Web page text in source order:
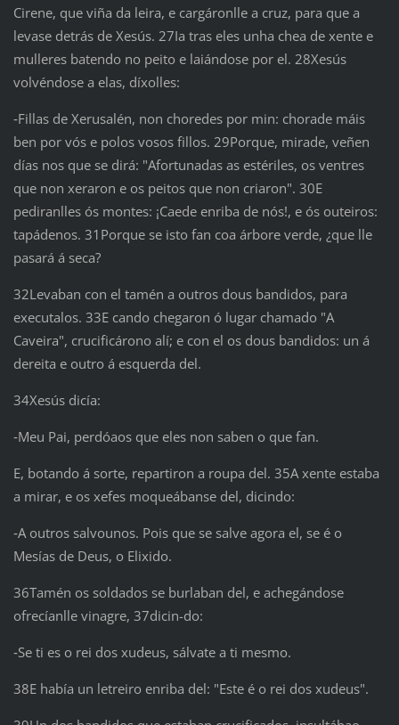
Cirene, que viña da leira, e cargáronlle a cruz, para que a
levase detrás de Xesús. 27Ia tras eles unha chea de xente e
mulleres batendo no peito e laiándose por el. 28Xesús
volvéndose a elas, díxolles:
‑Fillas de Xerusalén, non choredes por min: chorade máis
ben por vós e polos vosos fillos. 29Porque, mirade, veñen
días nos que se dirá: "Afortunadas as estériles, os ventres
que non xeraron e os peitos que non criaron". 30E
pediranlles ós montes: ¡Caede enriba de nós!, e ós outeiros:
tapádenos. 31Porque se isto fan coa árbore verde, ¿que lle
pasará á seca?
32Levaban con el tamén a outros dous bandidos, para
executalos. 33E cando chegaron ó lugar chamado "A
Caveira", crucificárono alí; e con el os dous bandidos: un á
dereita e outro á esquerda del.
34Xesús dicía:
‑Meu Pai, perdóaos que eles non saben o que fan.
E, botando á sorte, repartiron a roupa del. 35A xente estaba
a mirar, e os xefes moqueábanse del, dicindo:
‑A outros salvounos. Pois que se salve agora el, se é o
Mesías de Deus, o Elixido.
36Tamén os soldados se burlaban del, e achegándose
ofrecíanlle vinagre, 37dicin-do:
‑Se ti es o rei dos xudeus, sálvate a ti mesmo.
38E había un letreiro enriba del: "Este é o rei dos xudeus".